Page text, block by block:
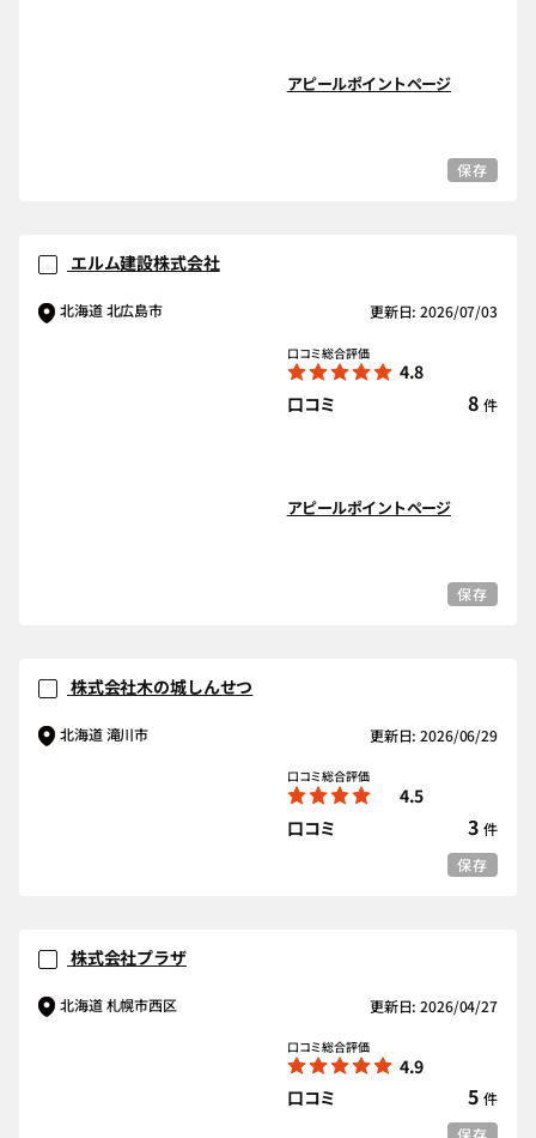
アピールポイントページ
保存
エルム建設株式会社
北海道 北広島市 更新日: 2026/07/03
口コミ総合評価
4.8
口コミ
8 件
アピールポイントページ
保存
株式会社木の城しんせつ
北海道 滝川市 更新日: 2026/06/29
口コミ総合評価
4.5
口コミ
3 件
保存
株式会社プラザ
北海道 札幌市西区 更新日: 2026/04/27
口コミ総合評価
4.9
口コミ
5 件